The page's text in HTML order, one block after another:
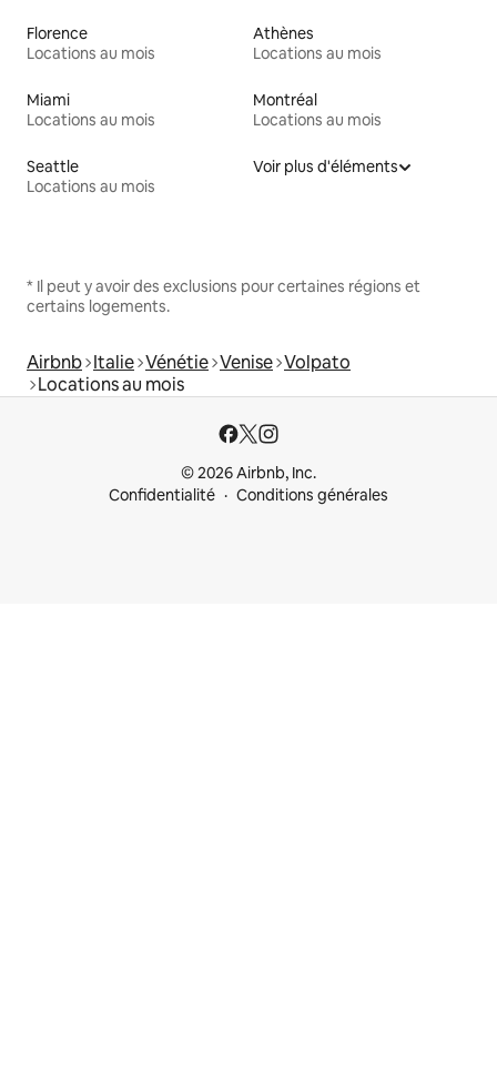
Florence
Locations au mois
Athènes
Locations au mois
Miami
Locations au mois
Montréal
Locations au mois
Seattle
Locations au mois
Voir plus d'éléments
* Il peut y avoir des exclusions pour certaines régions et
certains logements.
Airbnb Italie Vénétie Venise Volpato
Locations au mois
© 2026 Airbnb, Inc.
Confidentialité
Conditions générales